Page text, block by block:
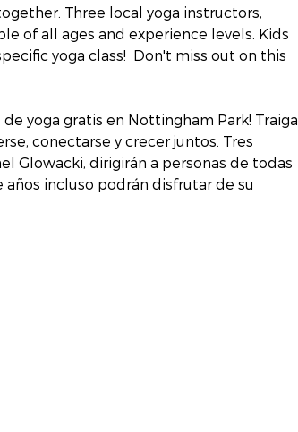
Three local yoga instructors,
of all ages and experience levels. Kids
yoga class!  Don't miss out on this
yoga gratis en Nottingham Park! Traiga
conectarse y crecer juntos. Tres
Glowacki, dirigirán a personas de todas
años incluso podrán disfrutar de su